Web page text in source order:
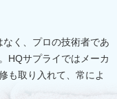
く、プロの技術者であ
HQサプライではメーカ
も取り入れて、常によ